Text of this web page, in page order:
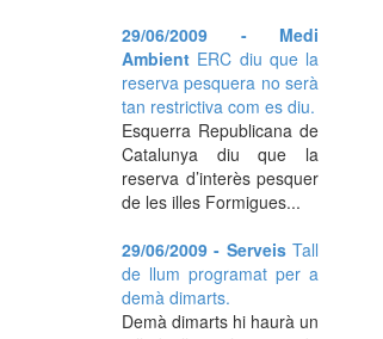
29/06/2009 - Medi
Ambient ERC diu que la
reserva pesquera no serà
tan restrictiva com es diu.
Esquerra Republicana de
Catalunya diu que la
reserva d’interès pesquer
de les illes Formigues...
29/06/2009 - Serveis Tall
de llum programat per a
demà dimarts.
Demà dimarts hi haurà un